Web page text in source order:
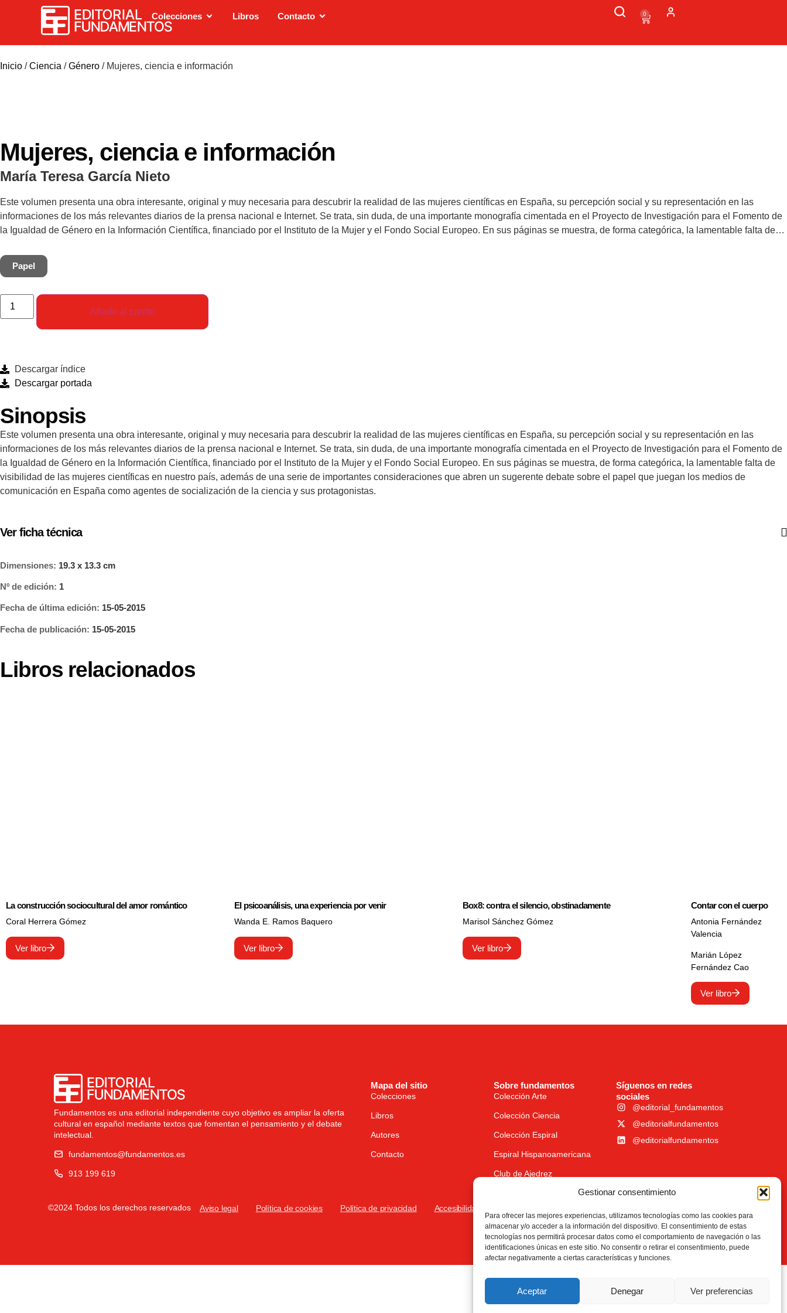
Gestionar consentimiento
Para ofrecer las mejores experiencias, utilizamos tecnologías como las cookies para
almacenar y/o acceder a la información del dispositivo. El consentimiento de estas
tecnologías nos permitirá procesar datos como el comportamiento de navegación o las
identificaciones únicas en este sitio. No consentir o retirar el consentimiento, puede
afectar negativamente a ciertas características y funciones.
Aceptar Denegar Ver preferencias
Colecciones Libros Contacto 0
Inicio /Ciencia /Género / Mujeres, ciencia e información
Mujeres, ciencia e información
María Teresa García Nieto
Este volumen presenta una obra interesante, original y muy necesaria para descubrir la realidad de las mujeres científicas en España, su percepción social y su representación en las
informaciones de los más relevantes diarios de la prensa nacional e Internet. Se trata, sin duda, de una importante monografía cimentada en el Proyecto de Investigación para el Fomento de
la Igualdad de Género en la Información Científica, financiado por el Instituto de la Mujer y el Fondo Social Europeo. En sus páginas se muestra, de forma categórica, la lamentable falta de
comunicación en España como agentes de socialización de la ciencia y sus protagonistas.
Papel
Añadir al carrito
Descargar índice
Descargar portada
Sinopsis
Este volumen presenta una obra interesante, original y muy necesaria para descubrir la realidad de las mujeres científicas en España, su percepción social y su representación en las
informaciones de los más relevantes diarios de la prensa nacional e Internet. Se trata, sin duda, de una importante monografía cimentada en el Proyecto de Investigación para el Fomento de
la Igualdad de Género en la Información Científica, financiado por el Instituto de la Mujer y el Fondo Social Europeo. En sus páginas se muestra, de forma categórica, la lamentable falta de
visibilidad de las mujeres científicas en nuestro país, además de una serie de importantes consideraciones que abren un sugerente debate sobre el papel que juegan los medios de
comunicación en España como agentes de socialización de la ciencia y sus protagonistas.
Ver ficha técnica
Dimensiones: 19.3 x 13.3 cm
Nº de edición: 1
Fecha de última edición: 15-05-2015
Fecha de publicación: 15-05-2015
Libros relacionados
La construcción sociocultural del amor romántico
Coral Herrera Gómez
Ver libro
El psicoanálisis, una experiencia por venir
Wanda E. Ramos Baquero
Ver libro
Box8: contra el silencio, obstinadamente
Marisol Sánchez Gómez
Ver libro
Contar con el cuerpo
Antonia Fernández
Valencia
Marián López
Fernández Cao
Ver libro
Fundamentos es una editorial independiente cuyo objetivo es ampliar la oferta
cultural en español mediante textos que fomentan el pensamiento y el debate
intelectual.
fundamentos@fundamentos.es
913 199 619
Mapa del sitio
Colecciones
Libros
Autores
Contacto
Sobre fundamentos
Colección Arte
Colección Ciencia
Colección Espiral
Espiral Hispanoamericana
Club de Ajedrez
Síguenos en redes
sociales
@editorial_fundamentos
@editorialfundamentos
@editorialfundamentos
©2024 Todos los derechos reservados Aviso legal Política de cookies Política de privacidad Accesibilidad